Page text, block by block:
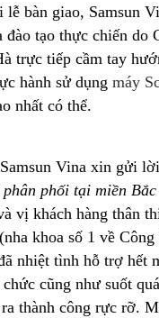
lễ bàn giao, Samsun
đào tạo thực chiến do
trực tiếp cầm tay
hành sử dụng máy
nhất có thể.
Vina xin gửi
phối tại miền
vị khách hàng thân
(nha khoa số 1 về
nhiệt tình hỗ trợ hết
cũng như suốt
thành công rực rỡ.